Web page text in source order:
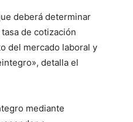
deberá determinar
de cotización
del mercado laboral y
detalla el
mediante